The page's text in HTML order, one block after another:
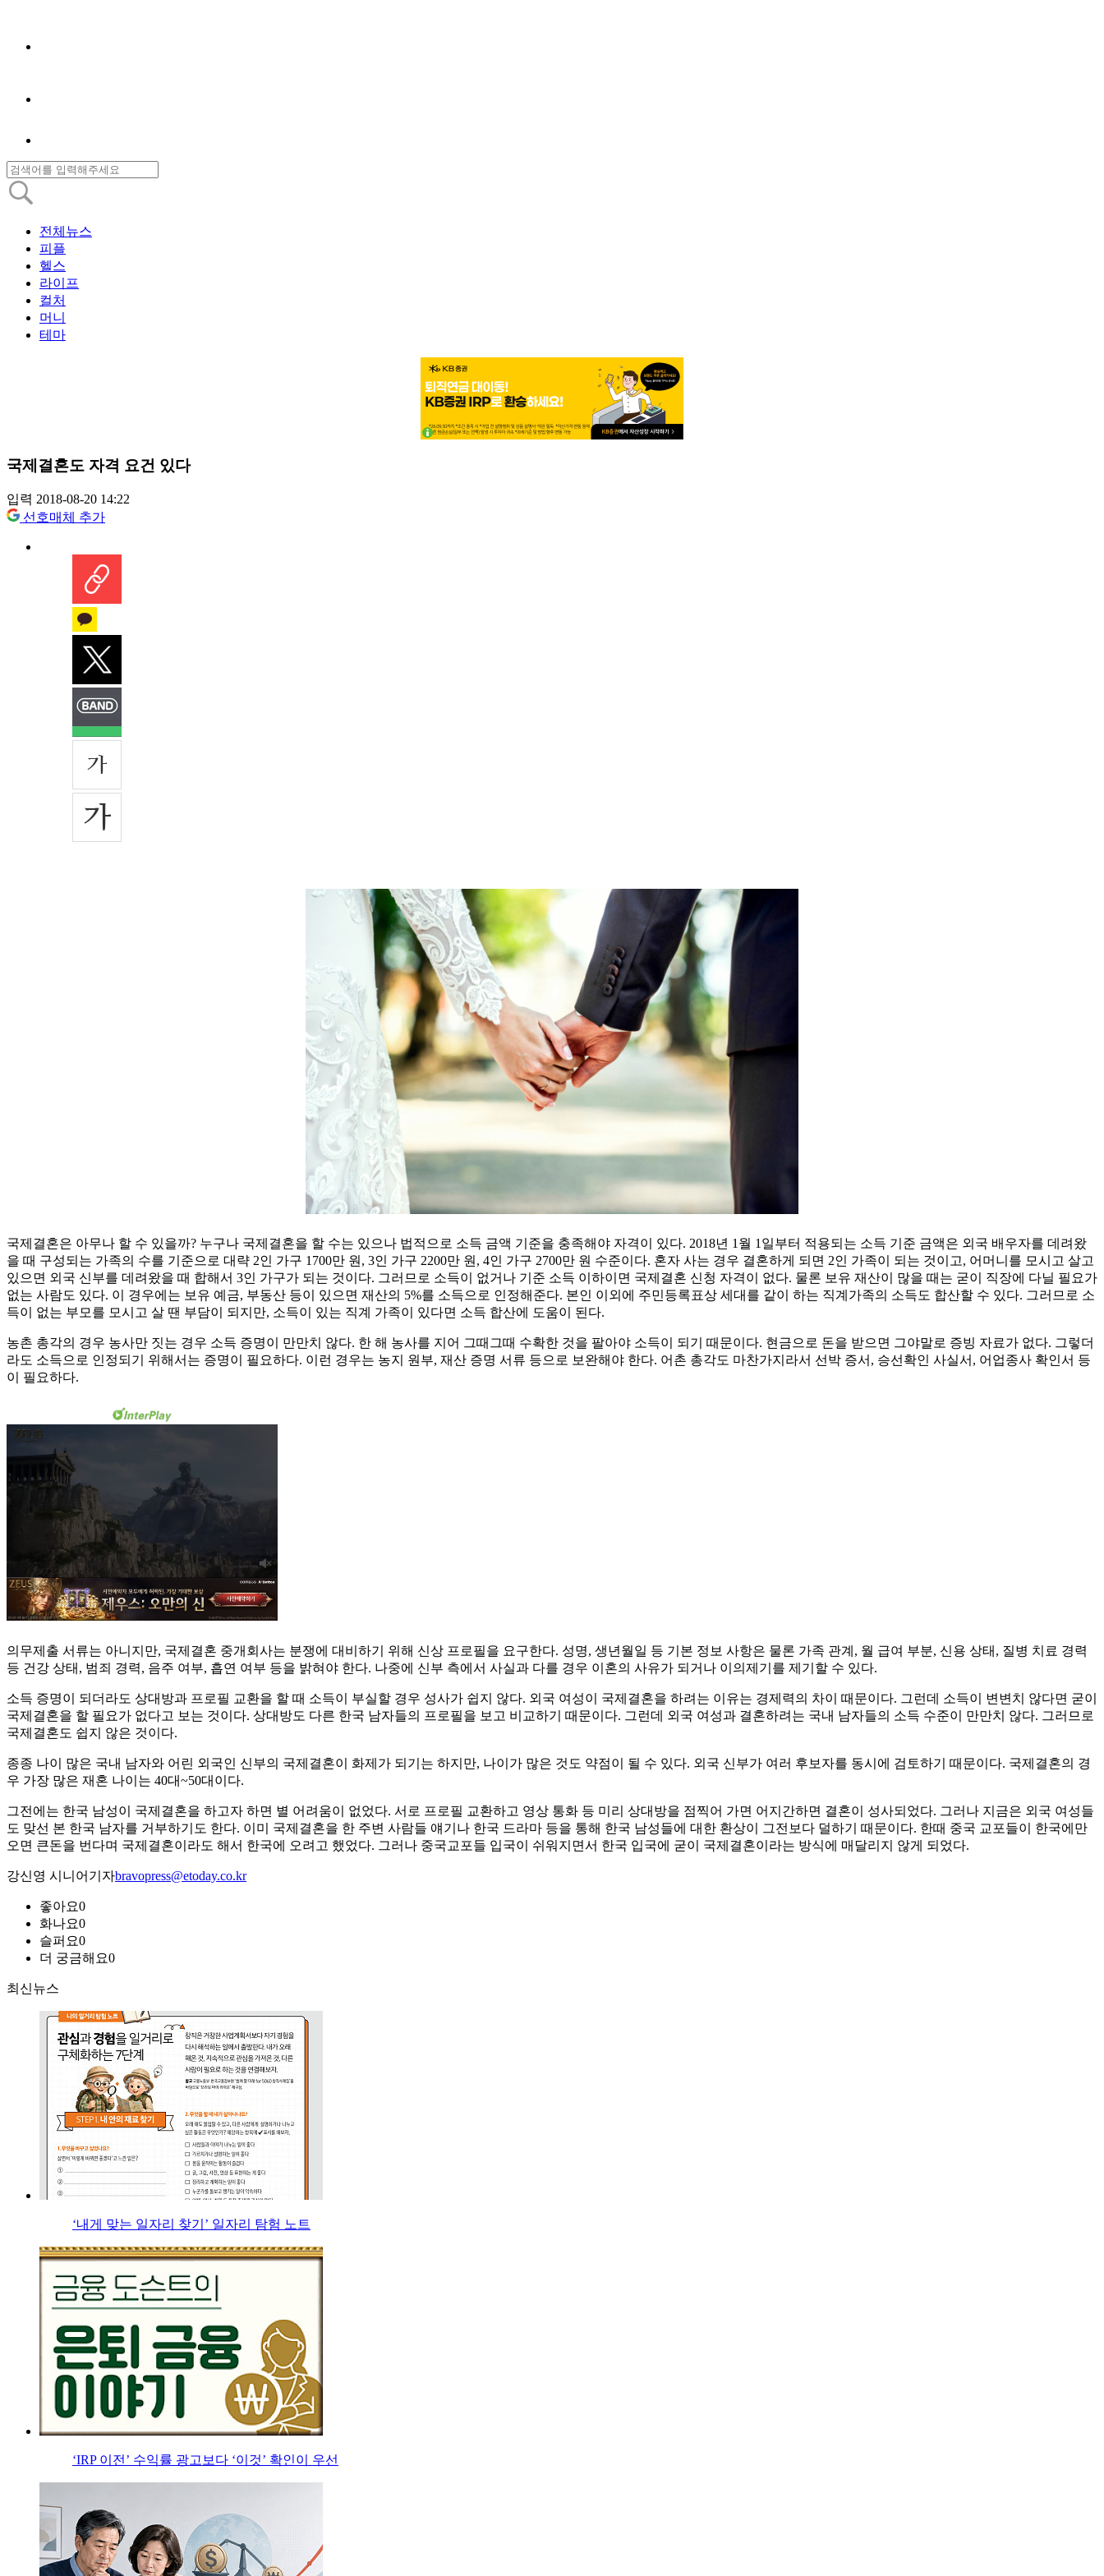
전체뉴스
피플
헬스
라이프
컬처
머니
테마
국제결혼도 자격 요건 있다
입력 2018-08-20 14:22
선호매체 추가
국제결혼은 아무나 할 수 있을까? 누구나 국제결혼을 할 수는 있으나 법적으로 소득 금액 기준을 충족해야 자격이 있다. 2018년 1월 1일부터 적용되는 소득 기준 금액은 외국 배우자를 데려왔
을 때 구성되는 가족의 수를 기준으로 대략 2인 가구 1700만 원, 3인 가구 2200만 원, 4인 가구 2700만 원 수준이다. 혼자 사는 경우 결혼하게 되면 2인 가족이 되는 것이고, 어머니를 모시고 살고
있으면 외국 신부를 데려왔을 때 합해서 3인 가구가 되는 것이다. 그러므로 소득이 없거나 기준 소득 이하이면 국제결혼 신청 자격이 없다. 물론 보유 재산이 많을 때는 굳이 직장에 다닐 필요가
없는 사람도 있다. 이 경우에는 보유 예금, 부동산 등이 있으면 재산의 5%를 소득으로 인정해준다. 본인 이외에 주민등록표상 세대를 같이 하는 직계가족의 소득도 합산할 수 있다. 그러므로 소
득이 없는 부모를 모시고 살 땐 부담이 되지만, 소득이 있는 직계 가족이 있다면 소득 합산에 도움이 된다.
농촌 총각의 경우 농사만 짓는 경우 소득 증명이 만만치 않다. 한 해 농사를 지어 그때그때 수확한 것을 팔아야 소득이 되기 때문이다. 현금으로 돈을 받으면 그야말로 증빙 자료가 없다. 그렇더
라도 소득으로 인정되기 위해서는 증명이 필요하다. 이런 경우는 농지 원부, 재산 증명 서류 등으로 보완해야 한다. 어촌 총각도 마찬가지라서 선박 증서, 승선확인 사실서, 어업종사 확인서 등
이 필요하다.
의무제출 서류는 아니지만, 국제결혼 중개회사는 분쟁에 대비하기 위해 신상 프로필을 요구한다. 성명, 생년월일 등 기본 정보 사항은 물론 가족 관계, 월 급여 부분, 신용 상태, 질병 치료 경력
등 건강 상태, 범죄 경력, 음주 여부, 흡연 여부 등을 밝혀야 한다. 나중에 신부 측에서 사실과 다를 경우 이혼의 사유가 되거나 이의제기를 제기할 수 있다.
소득 증명이 되더라도 상대방과 프로필 교환을 할 때 소득이 부실할 경우 성사가 쉽지 않다. 외국 여성이 국제결혼을 하려는 이유는 경제력의 차이 때문이다. 그런데 소득이 변변치 않다면 굳이
국제결혼을 할 필요가 없다고 보는 것이다. 상대방도 다른 한국 남자들의 프로필을 보고 비교하기 때문이다. 그런데 외국 여성과 결혼하려는 국내 남자들의 소득 수준이 만만치 않다. 그러므로
국제결혼도 쉽지 않은 것이다.
종종 나이 많은 국내 남자와 어린 외국인 신부의 국제결혼이 화제가 되기는 하지만, 나이가 많은 것도 약점이 될 수 있다. 외국 신부가 여러 후보자를 동시에 검토하기 때문이다. 국제결혼의 경
우 가장 많은 재혼 나이는 40대~50대이다.
그전에는 한국 남성이 국제결혼을 하고자 하면 별 어려움이 없었다. 서로 프로필 교환하고 영상 통화 등 미리 상대방을 점찍어 가면 어지간하면 결혼이 성사되었다. 그러나 지금은 외국 여성들
도 맞선 본 한국 남자를 거부하기도 한다. 이미 국제결혼을 한 주변 사람들 얘기나 한국 드라마 등을 통해 한국 남성들에 대한 환상이 그전보다 덜하기 때문이다. 한때 중국 교포들이 한국에만
오면 큰돈을 번다며 국제결혼이라도 해서 한국에 오려고 했었다. 그러나 중국교포들 입국이 쉬워지면서 한국 입국에 굳이 국제결혼이라는 방식에 매달리지 않게 되었다.
강신영 시니어기자bravopress@etoday.co.kr
좋아요0
화나요0
슬퍼요0
더 궁금해요0
최신뉴스
‘내게 맞는 일자리 찾기’ 일자리 탐험 노트
‘IRP 이전’ 수익률 광고보다 ‘이것’ 확인이 우선